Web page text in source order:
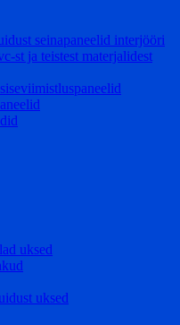
seinapaneelid interjööri
st ja teistest materjalidest
uksed
uksed